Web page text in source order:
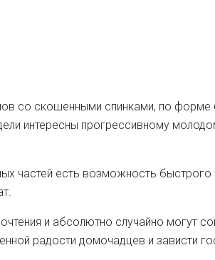
со скошенными спинками, по форме
интересны прогрессивному
частей есть возможность
и абсолютно случайно могут
радости домочадцев и зависти